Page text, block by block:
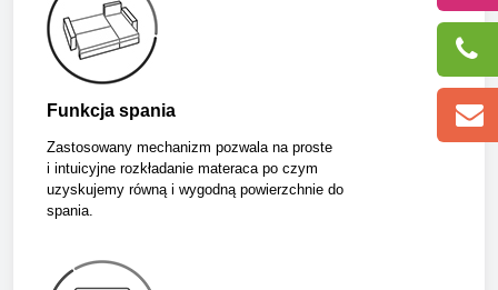
Funkcja spania
Zastosowany mechanizm pozwala na proste
i intuicyjne rozkładanie materaca po czym
uzyskujemy równą i wygodną powierzchnie do
spania.